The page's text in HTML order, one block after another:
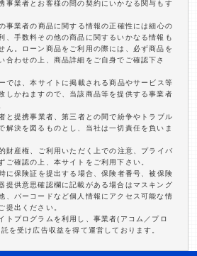
事業者とお客様の間の契約にいかなる関与もす
事業者の商品に関する情報の正確性には細心の
、手数料その他の商品に関するいかなる情報も
ん。ローン商品をご利用の際には、必ず商品を
合わせの上、商品詳細をご自身でご確認下さ
では、本サイトに掲載される商品やサービス等
しかねますので、当該商品等を提供する事業者
と提携事業者、第三者との間で紛争やトラブル
解決を図るものとし、当社は一切責任を負いま
財産権、ご利用いただく上での注意、プライバ
ご確認の上、本サイトをご利用下さい。
に保険証を提出する場合、保険者番号、被保険
提供意思確認欄に記載がある場合はマスキング
、バーコードなど個人情報にアクセス可能な情
提出ください。
トプログラムを利用し、事業者(アコム／プロ
を受け広告収益を得て運営しております。